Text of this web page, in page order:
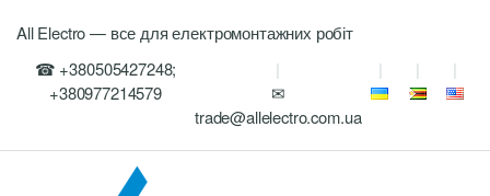
navigation
content
All Electro — все для електромонтажних робіт
☎ +380505427248;
+380977214579
✉
trade@allelectro.com.ua